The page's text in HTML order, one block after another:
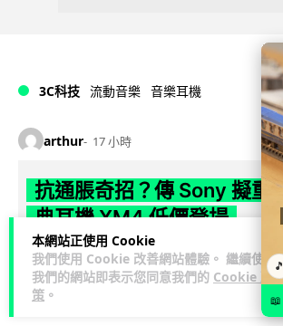
本網站正使用 Cookie
我們使用 Cookie 改善網站體驗。 繼續使用
我們的網站即表示您同意我們的 Cookie 政
策 。
3C科技 流動音樂 音樂耳機
arthur 17 小時
抗通脹奇招？傳 Sony 擬重
典耳機 XM4 低價登場
耳機越賣越貴，Sony 應對通脹的奇招居然是
機？ 消息指平價版 WH-1000XM4C 9 月登
40m...
🎵
📖